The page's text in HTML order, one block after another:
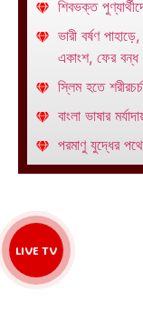
শিবভক্ত
ভারী বর্ষণ
একাংশ, ফের বন্ধ
স্লিম হতে
বাংলা ভাষার
পরমাণু যুদ্ধের
LIVE TV